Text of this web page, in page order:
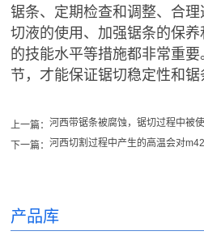
锯条、定期检查和调整、合
切液的使用、加强锯条的保
的技能水平等措施都非常重
节，才能保证锯切稳定性和锯
上一篇： 河西带锯条被腐蚀，锯切过程中被
下一篇：
产品库